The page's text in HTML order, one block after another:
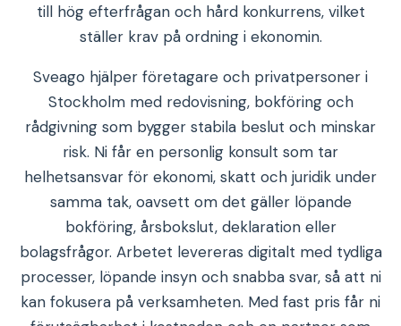
till hög efterfrågan och hård konkurrens, vilket
ställer krav på ordning i ekonomin.
Sveago hjälper företagare och privatpersoner i
Stockholm med redovisning, bokföring och
rådgivning som bygger stabila beslut och minskar
risk. Ni får en personlig konsult som tar
helhetsansvar för ekonomi, skatt och juridik under
samma tak, oavsett om det gäller löpande
bokföring, årsbokslut, deklaration eller
bolagsfrågor. Arbetet levereras digitalt med tydliga
processer, löpande insyn och snabba svar, så att ni
kan fokusera på verksamheten. Med fast pris får ni